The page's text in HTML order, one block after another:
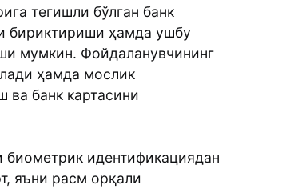
тегишли бўлган банк
бириктириши ҳамда ушбу
мумкин. Фойдаланувчининг
ҳамда мослик
ва банк картасини
биометрик идентификациядан
яъни расм орқали